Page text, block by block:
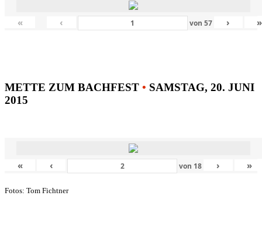
« ‹ von 57 › »
METTE ZUM BACHFEST • SAMSTAG, 20. JUNI
2015
« ‹ von 18 › »
Fotos: Tom Fichtner